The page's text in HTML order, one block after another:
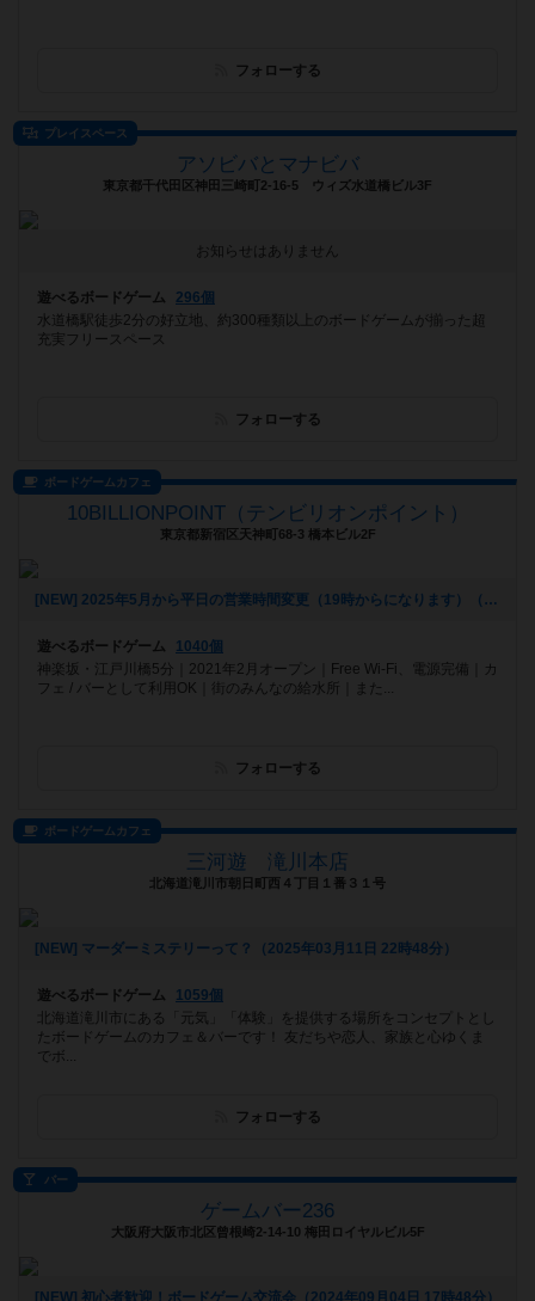
フォローする
プレイスペース
アソビバとマナビバ
東京都千代田区神田三崎町2-16-5 ウィズ水道橋ビル3F
お知らせはありません
遊べるボードゲーム
296個
水道橋駅徒歩2分の好立地、約300種類以上のボードゲームが揃った超
充実フリースペース
フォローする
ボードゲームカフェ
10BILLIONPOINT（テンビリオンポイント）
東京都新宿区天神町68-3 橋本ビル2F
[NEW] 2025年5月から平日の営業時間変更（19時からになります）（2025年06月20日 16時25分）
遊べるボードゲーム
1040個
神楽坂・江戸川橋5分｜2021年2月オープン｜Free Wi-Fi、電源完備｜カ
フェ / バーとして利用OK｜街のみんなの給水所｜また...
フォローする
ボードゲームカフェ
三河遊 滝川本店
北海道滝川市朝日町西４丁目１番３１号
[NEW] マーダーミステリーって？（2025年03月11日 22時48分）
遊べるボードゲーム
1059個
北海道滝川市にある「元気」「体験」を提供する場所をコンセプトとし
たボードゲームのカフェ＆バーです！ 友だちや恋人、家族と心ゆくま
でボ...
フォローする
バー
ゲームバー236
大阪府大阪市北区曾根崎2-14-10 梅田ロイヤルビル5F
[NEW] 初心者歓迎！ボードゲーム交流会（2024年09月04日 17時48分）